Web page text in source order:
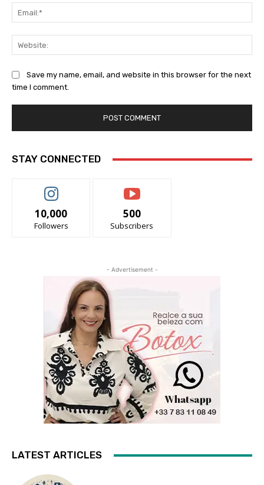
Save my name, email, and website in this browser for the next
time I comment.
STAY CONNECTED
10,000
Followers
500
Subscribers
- Advertisement -
LATEST ARTICLES